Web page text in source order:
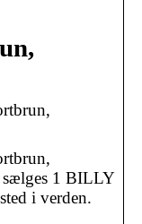
sælges 1 BILLY
i verden.